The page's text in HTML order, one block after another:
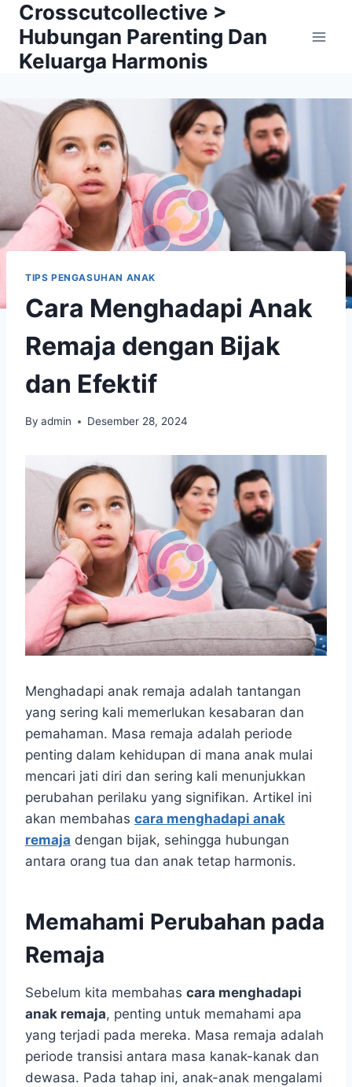
Skip
content
Crosscutcollective >
Hubungan Parenting Dan
Keluarga Harmonis
TIPS PENGASUHAN ANAK
Cara Menghadapi Anak
Remaja dengan Bijak
dan Efektif
By admin Desember 28, 2024
Menghadapi anak remaja adalah tantangan
yang sering kali memerlukan kesabaran dan
pemahaman. Masa remaja adalah periode
penting dalam kehidupan di mana anak mulai
mencari jati diri dan sering kali menunjukkan
perubahan perilaku yang signifikan. Artikel ini
akan membahas cara menghadapi anak
remaja dengan bijak, sehingga hubungan
antara orang tua dan anak tetap harmonis.
Memahami Perubahan pada
Remaja
Sebelum kita membahas cara menghadapi
anak remaja, penting untuk memahami apa
yang terjadi pada mereka. Masa remaja adalah
periode transisi antara masa kanak-kanak dan
dewasa. Pada tahap ini, anak-anak mengalami